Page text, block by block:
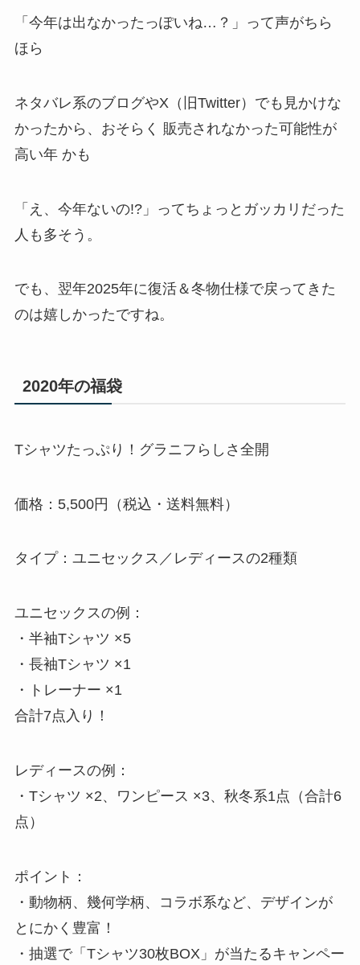
「今年は出なかったっぽいね…？」って声がちら
ほら
ネタバレ系のブログやX（旧Twitter）でも見かけな
かったから、おそらく 販売されなかった可能性が
高い年 かも
「え、今年ないの!?」ってちょっとガッカリだった
人も多そう。
でも、翌年2025年に復活＆冬物仕様で戻ってきた
のは嬉しかったですね。
2020年の福袋
Tシャツたっぷり！グラニフらしさ全開
価格：5,500円（税込・送料無料）
タイプ：ユニセックス／レディースの2種類
ユニセックスの例：
・半袖Tシャツ ×5
・長袖Tシャツ ×1
・トレーナー ×1
合計7点入り！
レディースの例：
・Tシャツ ×2、ワンピース ×3、秋冬系1点（合計6
点）
ポイント：
・動物柄、幾何学柄、コラボ系など、デザインが
とにかく豊富！
・抽選で「Tシャツ30枚BOX」が当たるキャンペー